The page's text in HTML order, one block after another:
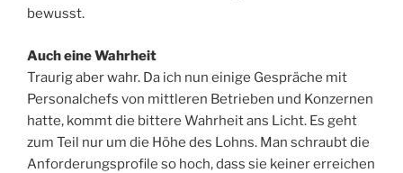
bewusst.
Auch eine Wahrheit
Traurig aber wahr. Da ich nun einige Gespräche mit
Personalchefs von mittleren Betrieben und Konzernen
hatte, kommt die bittere Wahrheit ans Licht. Es geht
zum Teil nur um die Höhe des Lohns. Man schraubt die
Anforderungsprofile so hoch, dass sie keiner erreichen